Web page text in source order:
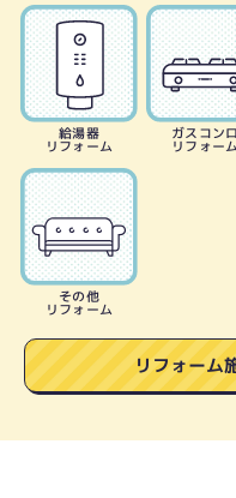
給湯器
リフォーム
ガスコンロ
リフォー
その他
リフォーム
リフォーム